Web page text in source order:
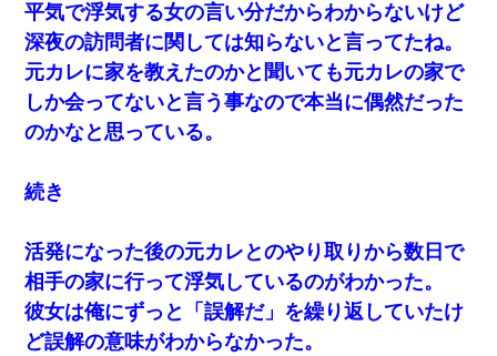
平気で浮気する女の言い分だからわからないけど
深夜の訪問者に関しては知らないと言ってたね。
元カレに家を教えたのかと聞いても元カレの家で
しか会ってないと言う事なので本当に偶然だった
のかなと思っている。
続き
活発になった後の元カレとのやり取りから数日で
相手の家に行って浮気しているのがわかった。
彼女は俺にずっと「誤解だ」を繰り返していたけ
ど誤解の意味がわからなかった。